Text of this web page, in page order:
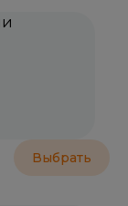
Выбрать